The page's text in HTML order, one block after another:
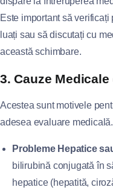
Este important să
luați sau să discutați cu
această schimbare.
3. Cauze
Acestea sunt motivele
adesea evaluare medicală.
Probleme Hepatice
bilirubină conjugată în
hepatice (hepatită,